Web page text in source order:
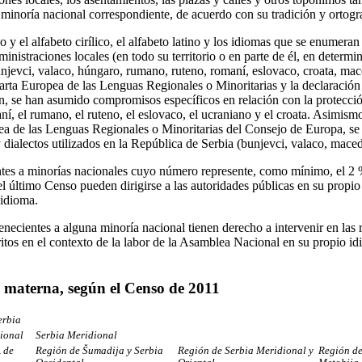
nacional correspondiente, de acuerdo con su tradición y
y el alfabeto cirílico, el alfabeto latino y los idiomas que se
locales (en todo su territorio o en parte de él, en
valaco, húngaro, rumano, ruteno, romaní, eslovaco, croata,
Europea de las Lenguas Regionales o Minoritarias y la
se han asumido compromisos específicos en relación con la
el rumano, el ruteno, el eslovaco, el ucraniano y el croata.
de las Lenguas Regionales o Minoritarias del Consejo de Europa,
utilizados en la República de Serbia (bunjevci, valaco,
a minorías nacionales cuyo número represente, como mínimo, el
último Censo pueden dirigirse a las autoridades públicas en su
a alguna minoría nacional tienen derecho a intervenir en las
en el contexto de la labor de la Asamblea Nacional en su propio
según el Censo de 2011
Serbia Meridional
de
Región de Šumadija y Serbia
Región de Serbia Meridional y Región